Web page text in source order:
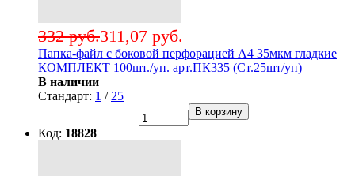
311,07 руб.
332 руб.
Папка-файл с боковой перфорацией А4 35мкм гладкие
КОМПЛЕКТ 100шт./уп. арт.ПК335 (Ст.25шт/уп)
В наличии
Стандарт: 1 /25
В корзину
Код: 18828